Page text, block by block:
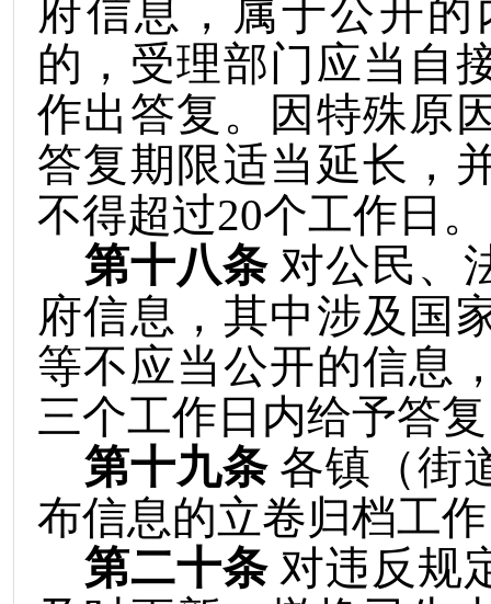
府信息，属于公开
的，受理部门应当自
作出答复。因特殊原
答复期限适当延长，
不得超过20个工作日。
第十八条 对公民、
府信息，其中涉及国
等不应当公开的信息
三个工作日内给予答
第十九条 各镇（街
布信息的立卷归档工
第二十条 对违反规